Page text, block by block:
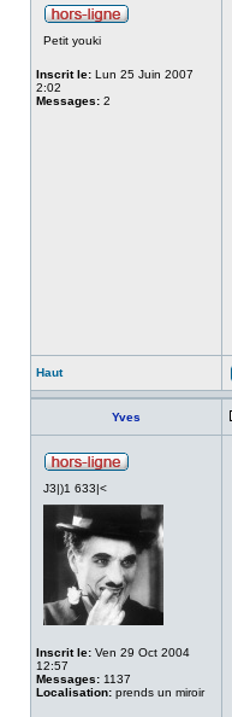
Petit youki
Inscrit le: Lun 25 Juin 2007
2:02
Messages: 2
Haut
Yves
J3|)1 633|<
Inscrit le: Ven 29 Oct 2004
12:57
Messages: 1137
Localisation: prends un miroir